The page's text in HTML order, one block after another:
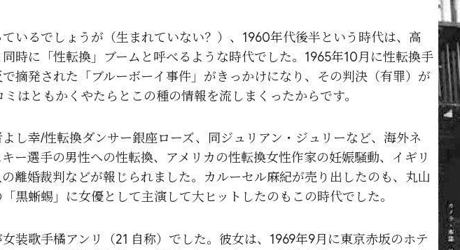
いるでしょうが（生まれていない？）、1960年代後半という時代は、高
時に「性転換」ブームと呼べるような時代でした。1965年10月に性転換手
摘発された「ブルーボーイ事件」がきっかけになり、その判決（有罪）が
はともかくやたらとこの種の情報を流しまくったからです。
し幸/性転換ダンサー銀座ローズ、同ジュリアン・ジュリーなど、海外ネ
ー選手の男性への性転換、アメリカの性転換女性作家の妊娠騒動、イギリ
離婚裁判などが報じられました。カルーセル麻紀が売り出したのも、丸山
黒蜥蜴」に女優として主演して大ヒットしたのもこの時代でした。
装歌手橘アンリ（21 自称）でした。彼女は、1969年9月に東京赤坂のホテ